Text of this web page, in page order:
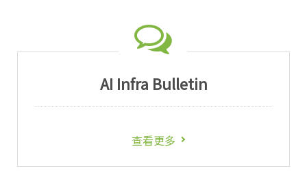
AI Infra Bulletin
查看更多